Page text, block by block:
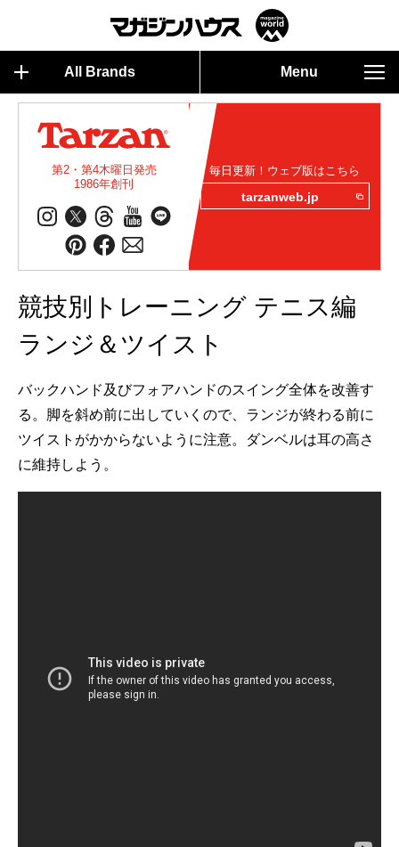
All Brands Menu
第2・第4木曜日発売
1986年創刊
毎日更新！ウェブ版はこちら
tarzanweb.jp
競技別トレーニング テニス編
ランジ＆ツイスト
バックハンド及びフォアハンドのスイング全体を改善す
る。脚を斜め前に出していくので、ランジが終わる前に
ツイストがかからないように注意。ダンベルは耳の高さ
に維持しよう。